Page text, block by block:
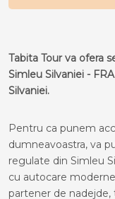
Tabita Tour va ofera
Simleu Silvaniei -
Silvaniei.
Pentru ca punem
dumneavoastra, va
regulate din Simleu
cu autocare
partener de